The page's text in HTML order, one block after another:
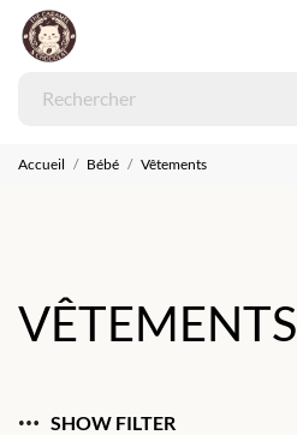
Accueil Bébé Vêtements
VÊTEMENTS
SHOW FILTER